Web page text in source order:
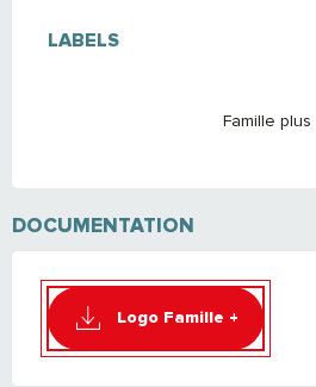
LABELS
LABELS
Famille plus
DOCUMENTATION
Logo Famille +